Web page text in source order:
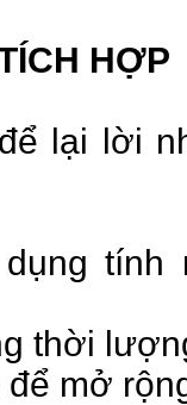
HỢP
lại lời
tính
thời
để mở